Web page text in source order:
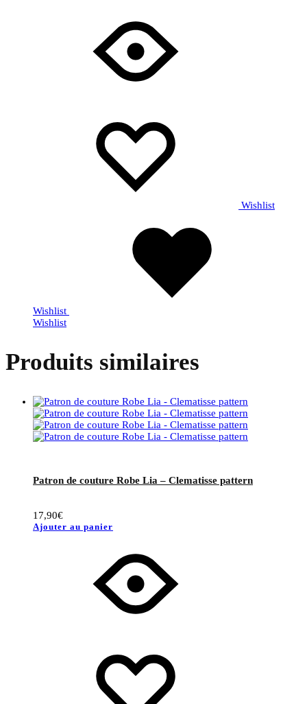
Wishlist
Wishlist
Wishlist
Produits similaires
Patron de couture Robe Lia – Clematisse pattern
17,90€
Ajouter au panier